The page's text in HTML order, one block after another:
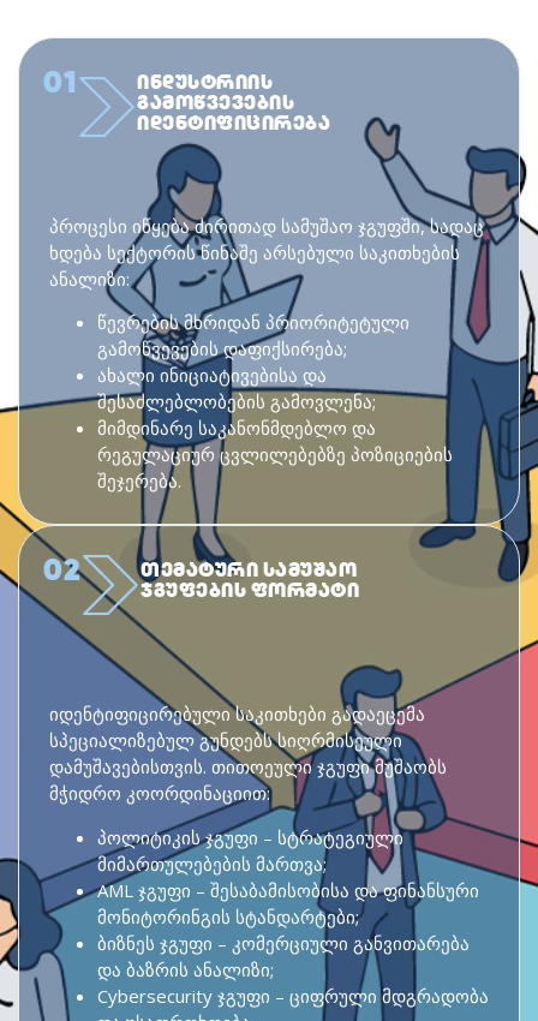
დანერგვა ქვეყნის გლობალურ ჰაბად
ქცევის მიზნით.
01
ᲘᲜᲓᲣᲡᲢᲠᲘᲘᲡ
ᲒᲐᲛᲝᲬᲕᲔᲕᲔᲑᲘᲡ
ᲘᲓᲔᲜᲢᲘᲤᲘᲪᲘᲠᲔᲑᲐ
პროცესი იწყება ძირითად სამუშაო ჯგუფში, სადაც
ხდება სექტორის წინაშე არსებული საკითხების
ანალიზი:
წევრების მხრიდან პრიორიტეტული
გამოწვევების დაფიქსირება;
ახალი ინიციატივებისა და
შესაძლებლობების გამოვლენა;
მიმდინარე საკანონმდებლო და
რეგულაციურ ცვლილებებზე პოზიციების
შეჯერება.
02 ᲗᲔᲛᲐᲢᲣᲠᲘ ᲡᲐᲛᲣᲨᲐᲝ
ᲯᲒᲣᲤᲔᲑᲘᲡ ᲤᲝᲠᲛᲐᲢᲘ
იდენტიფიცირებული საკითხები გადაეცემა
სპეციალიზებულ გუნდებს სიღრმისეული
დამუშავებისთვის. თითოეული ჯგუფი მუშაობს
მჭიდრო კოორდინაციით:
პოლიტიკის ჯგუფი – სტრატეგიული
მიმართულებების მართვა;
AML ჯგუფი – შესაბამისობისა და ფინანსური
მონიტორინგის სტანდარტები;
ბიზნეს ჯგუფი – კომერციული განვითარება
და ბაზრის ანალიზი;
Cybersecurity ჯგუფი – ციფრული მდგრადობა